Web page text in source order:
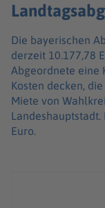
Die bayerischen
derzeit 10.177,78
Abgeordnete eine
Kosten decken,
Miete von
Euro.